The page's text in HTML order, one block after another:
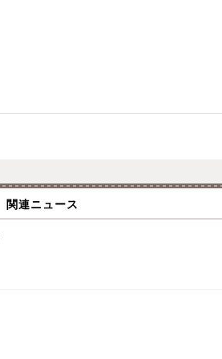
関連ニュース